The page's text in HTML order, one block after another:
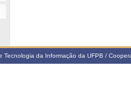
Tecnologia da Informação da UFPB /